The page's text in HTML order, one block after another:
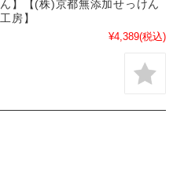
ん】【(株)京都無添加せっけん
工房】
¥4,389(税込)